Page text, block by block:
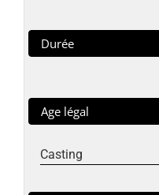
Durée
Age légal
Casting